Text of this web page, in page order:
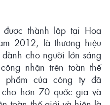
được thành lập tại Hoa
2012, là thương hiệu
cho người lớn sáng
nhận trên toàn thế
phẩm của công ty đã
hơn 70 quốc gia và